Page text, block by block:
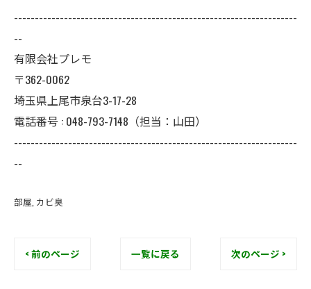
--------------------------------------------------------------------
--
有限会社プレモ
〒362-0062
埼玉県上尾市泉台3-17-28
電話番号 : 048-793-7148（担当：山田）
--------------------------------------------------------------------
--
部屋 カビ臭
< 前のページ 一覧に戻る 次のページ >